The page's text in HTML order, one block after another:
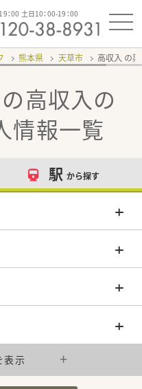
：00 土日10：00-19：00
熊本県 天草市 高収入
の高収入の
情報一覧
駅 から探す
表示